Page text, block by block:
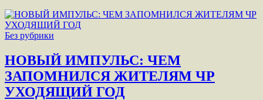
Без рубрики
НОВЫЙ ИМПУЛЬС: ЧЕМ
ЗАПОМНИЛСЯ ЖИТЕЛЯМ ЧР
УХОДЯЩИЙ ГОД